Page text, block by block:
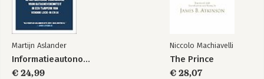
Martijn Aslander
Informatieautonomie
€ 24,99
Niccolo Machiavelli
The Prince
€ 28,07